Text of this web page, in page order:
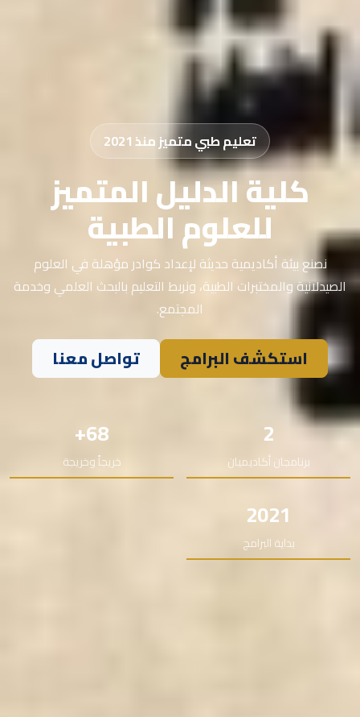
تعليم طبي متميز منذ 2021
كلية الدليل المتميز
للعلوم الطبية
نصنع بيئة أكاديمية حديثة لإعداد كوادر مؤهلة في العلوم
الصيدلانية والمختبرات الطبية، ونربط التعليم بالبحث العلمي وخدمة
المجتمع.
استكشف البرامج تواصل معنا
2
برنامجان أكاديميان
68+
خريجاً وخريجة
2021
بداية البرامج